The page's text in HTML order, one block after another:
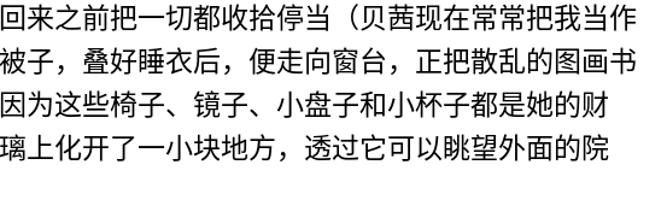
来之前把一切都收拾停当（贝茜现在常常把我当作
子，叠好睡衣后，便走向窗台，正把散乱的图画书
为这些椅子、镜子、小盘子和小杯子都是她的财
上化开了一小块地方，透过它可以眺望外面的院